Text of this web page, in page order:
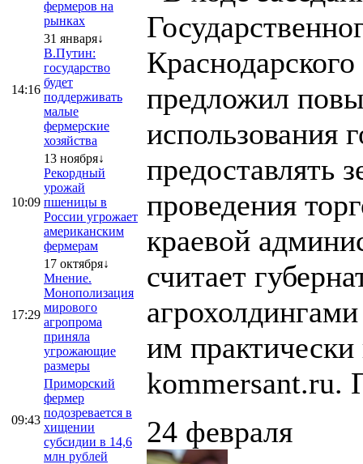
фермеров на
рынках
14:16
31 января↓
В.Путин:
государство
будет
поддерживать
малые
фермерские
хозяйства
10:09
13 ноября↓
Рекордный
урожай
пшеницы в
России угрожает
американским
фермерам
17:29
17 октября↓
Мнение.
Монополизация
мирового
агропрома
приняла
угрожающие
размеры
09:43
Приморский
фермер
подозревается в
хищении
субсидии в 14,6
млн рублей
предложил
использования
предоставлять
проведения
краевой
считает
им
kommersant.ru.
24 февраля